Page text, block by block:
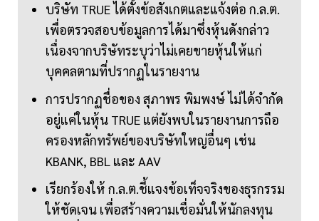
บริษัท TRUE ได้ตั้งข้อสังเกตและแจ้งต่อ ก.ล.ต.
เพื่อตรวจสอบข้อมูลการได้มาซึ่งหุ้นดังกล่าว
เนื่องจากบริษัทระบุว่าไม่เคยขายหุ้นให้แก่
บุคคลตามที่ปรากฏในรายงาน
การปรากฏชื่อของ สุภาพร พิมพงษ์ ไม่ได้จำกัด
อยู่แค่ในหุ้น TRUE แต่ยังพบในรายงานการถือ
ครองหลักทรัพย์ของบริษัทใหญ่อื่นๆ เช่น
KBANK, BBL และ AAV
เรียกร้องให้ ก.ล.ต.ชี้แจงข้อเท็จจริงของธุรกรรม
ให้ชัดเจน เพื่อสร้างความเชื่อมั่นให้นักลงทุน